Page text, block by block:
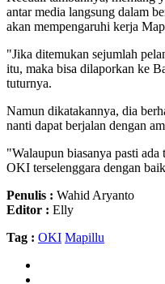
antar media langsung dalam
akan mempengaruhi kerja
"Jika ditemukan sejumlah
itu, maka bisa dilaporkan ke
tuturnya.
Namun dikatakannya, dia
nanti dapat berjalan dengan
"Walaupun biasanya pasti
OKI terselenggara dengan
Penulis : Wahid Aryanto
Editor : Elly
Tag : OKI Mapillu